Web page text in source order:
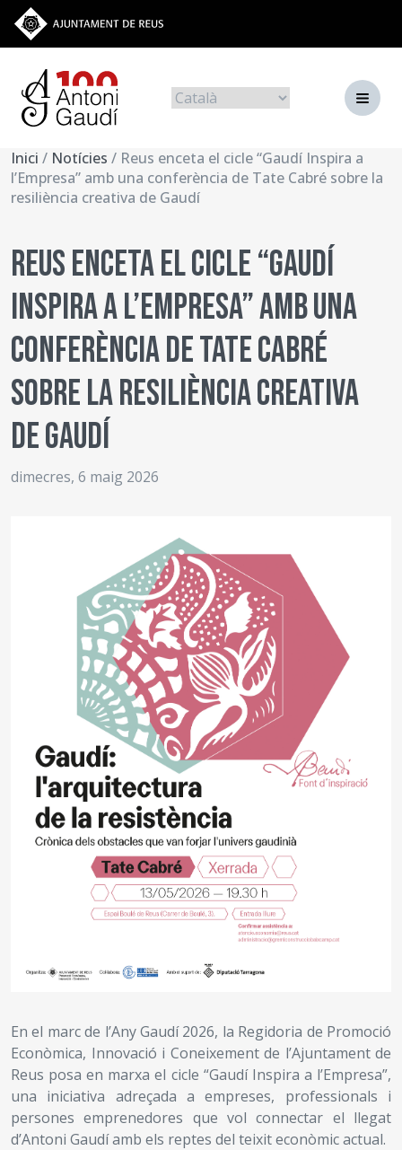
Vés al contingut
Ves a la web de l'Ajuntament de Reus
Navegació principal
Idiomes
Inici / Notícies / Reus enceta el cicle “Gaudí Inspira a
l’Empresa” amb una conferència de Tate Cabré sobre la
resiliència creativa de Gaudí
Reus enceta el cicle “Gaudí
Inspira a l’Empresa” amb una
conferència de Tate Cabré
sobre la resiliència creativa
de Gaudí
dimecres, 6 maig 2026
En el marc de l’Any Gaudí 2026, la Regidoria de Promoció
Econòmica, Innovació i Coneixement de l’Ajuntament de
Reus posa en marxa el cicle “Gaudí Inspira a l’Empresa”,
una iniciativa adreçada a empreses, professionals i
persones emprenedores que vol connectar el llegat
d’Antoni Gaudí amb els reptes del teixit econòmic actual.